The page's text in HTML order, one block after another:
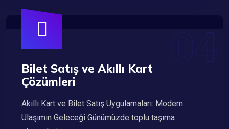
Bilet Satış ve Akıllı Kart
Çözümleri
Akıllı Kart ve Bilet Satış Uygulamaları: Modern
Ulaşımın Geleceği Günümüzde toplu taşıma